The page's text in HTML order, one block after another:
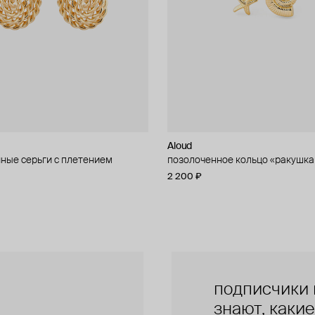
серьги с плетением
Aloud
позолоченное кольцо
2 200 ₽
кольцо с кубическим
и звезда»
Aloud
золотистое колье-цепь
5 600 ₽
подписчики
знают,